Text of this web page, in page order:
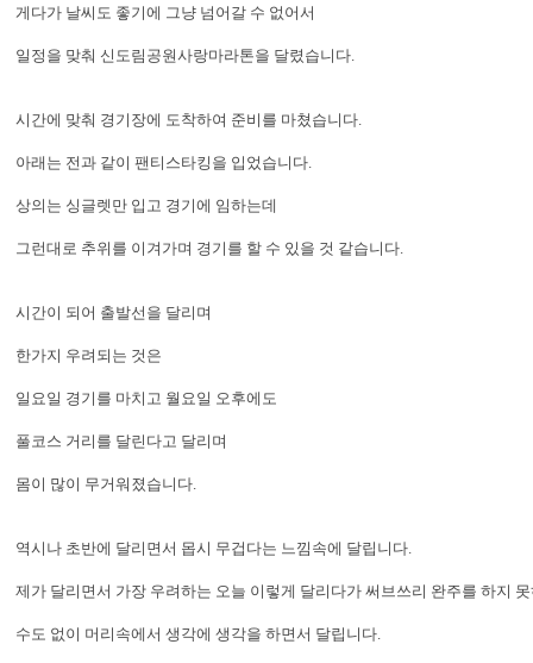
게다가 날씨도 좋기에 그냥 넘어갈 수 없어서
일정을 맞춰 신도림공원사랑마라톤을 달렸습니다.
시간에 맞춰 경기장에 도착하여 준비를 마쳤습니다.
아래는 전과 같이 팬티스타킹을 입었습니다.
상의는 싱글렛만 입고 경기에 임하는데
그런대로 추위를 이겨가며 경기를 할 수 있을 것 같습니다.
시간이 되어 출발선을 달리며
한가지 우려되는 것은
일요일 경기를 마치고 월요일 오후에도
풀코스 거리를 달린다고 달리며
몸이 많이 무거워졌습니다.
역시나 초반에 달리면서 몹시 무겁다는 느낌속에 달립니다.
제가 달리면서 가장 우려하는 오늘 이렇게 달리다가 써브쓰리 완주를 하지
수도 없이 머리속에서 생각에 생각을 하면서 달립니다.